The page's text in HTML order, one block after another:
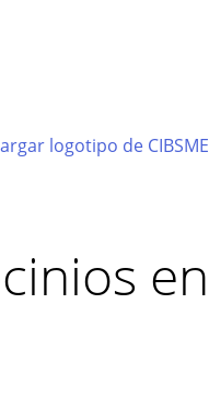
logotipo de CIBSME
en